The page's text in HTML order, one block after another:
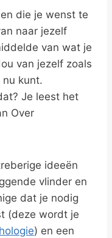
die je wenst te
naar jezelf
van wat je
van jezelf zoals
kunt.
Je leest het
Over
ideeën
vlinder en
dat je nodig
(deze wordt je
) en een